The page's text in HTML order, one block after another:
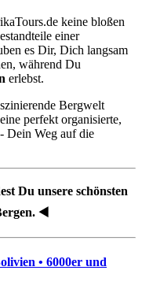
keine bloßen
einer
es Dir, Dich langsam
während Du
erlebst.
Bergwelt
perfekt organisierte,
- Dein Weg auf die
Du unsere schönsten
◀️
• 6000er und